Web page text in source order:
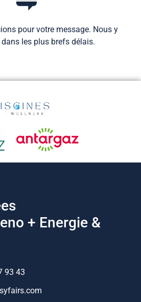
pour votre message. Nous y
les plus brefs délais.
+ Energie &
93 43